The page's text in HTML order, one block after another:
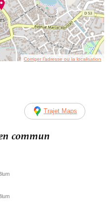
Corriger l’adresse ou la localisation
Trajet Maps
commun